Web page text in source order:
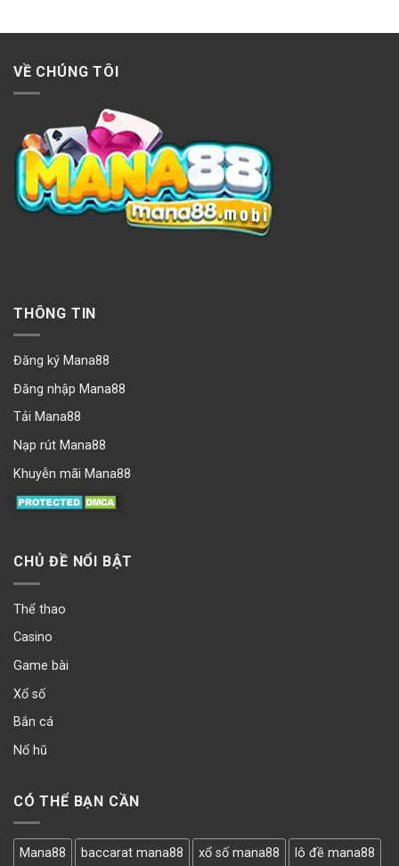
VỀ CHÚNG TÔI
THÔNG TIN
Đăng ký Mana88
Đăng nhập Mana88
Tải Mana88
Nạp rút Mana88
Khuyễn mãi Mana88
CHỦ ĐỀ NỔI BẬT
Thể thao
Casino
Game bài
Xổ số
Bắn cá
Nổ hũ
CÓ THỂ BẠN CẦN
Mana88 baccarat mana88 xổ số mana88 lô đề mana88